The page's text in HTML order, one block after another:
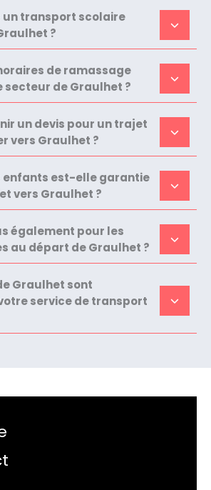
un transport scolaire
?
de ramassage
secteur de Graulhet ?
un devis pour un trajet
vers Graulhet ?
enfants est-elle garantie
vers Graulhet ?
également pour les
au départ de Graulhet ?
Graulhet sont
service de transport